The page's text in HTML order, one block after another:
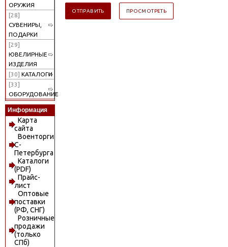
ОРУЖИЯ
[28]
СУВЕНИРЫ,
ПОДАРКИ
[29]
ЮВЕЛИРНЫЕ
ИЗДЕЛИЯ
[30] КАТАЛОГИ
[33]
ОБОРУДОВАНИЕ
Информация
Карта
сайта
Военторги
С-
Петербурга
Каталоги
(PDF)
Прайс-
лист
Оптовые
поставки
(РФ, СНГ)
Розничные
продажи
(только
СПб)